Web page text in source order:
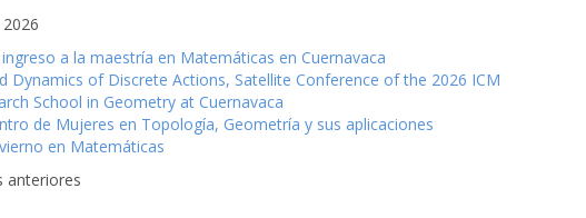
a la maestría en Matemáticas en Cuernavaca
Dynamics of Discrete Actions, Satellite Conference of the 2026 ICM
School in Geometry at Cuernavaca
de Mujeres en Topología, Geometría y sus aplicaciones
en Matemáticas
anteriores